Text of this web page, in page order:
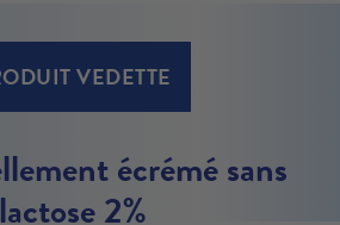
VEDETTE
écrémé sans
lactose 2%